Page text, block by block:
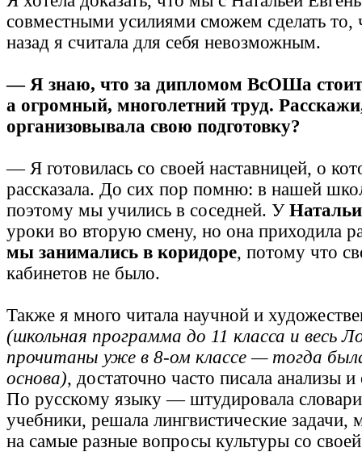
совместными усилиями сможем сделать то,
назад я считала для себя невозможным.
— Я знаю, что за дипломом ВсОШа стоит
а огромный, многолетний труд.
организовывала свою подготовку?
— Я готовилась со своей наставницей, о
рассказала. До сих пор помню: в нашей
поэтому мы учились в соседней. У
уроки во вторую смену, но она приходила
мы занимались в коридоре, потому что
кабинетов не было.
Также я много читала научной и
(школьная программа до 11 класса и весь
прочитаны уже в 8-ом классе — тогда
основа), достаточно часто писала анализы и
По русскому языку — штудировала словари
учебники, решала лингвистические задачи,
на самые разные вопросы культуры со